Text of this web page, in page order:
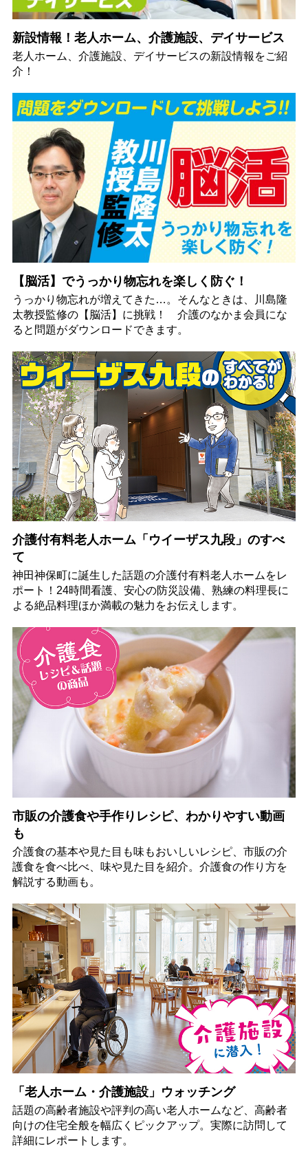
新設情報！老人ホーム、介護施設、デイサービス
老人ホーム、介護施設、デイサービスの新設情報をご紹
介！
【脳活】でうっかり物忘れを楽しく防ぐ！
うっかり物忘れが増えてきた…。そんなときは、川島隆
太教授監修の【脳活】に挑戦！ 介護のなかま会員にな
ると問題がダウンロードできます。
介護付有料老人ホーム「ウイーザス九段」のすべ
て
神田神保町に誕生した話題の介護付有料老人ホームをレ
ポート！24時間看護、安心の防災設備、熟練の料理長に
よる絶品料理ほか満載の魅力をお伝えします。
市販の介護食や手作りレシピ、わかりやすい動画
も
介護食の基本や見た目も味もおいしいレシピ、市販の介
護食を食べ比べ、味や見た目を紹介。介護食の作り方を
解説する動画も。
「老人ホーム・介護施設」ウォッチング
話題の高齢者施設や評判の高い老人ホームなど、高齢者
向けの住宅全般を幅広くピックアップ。実際に訪問して
詳細にレポートします。